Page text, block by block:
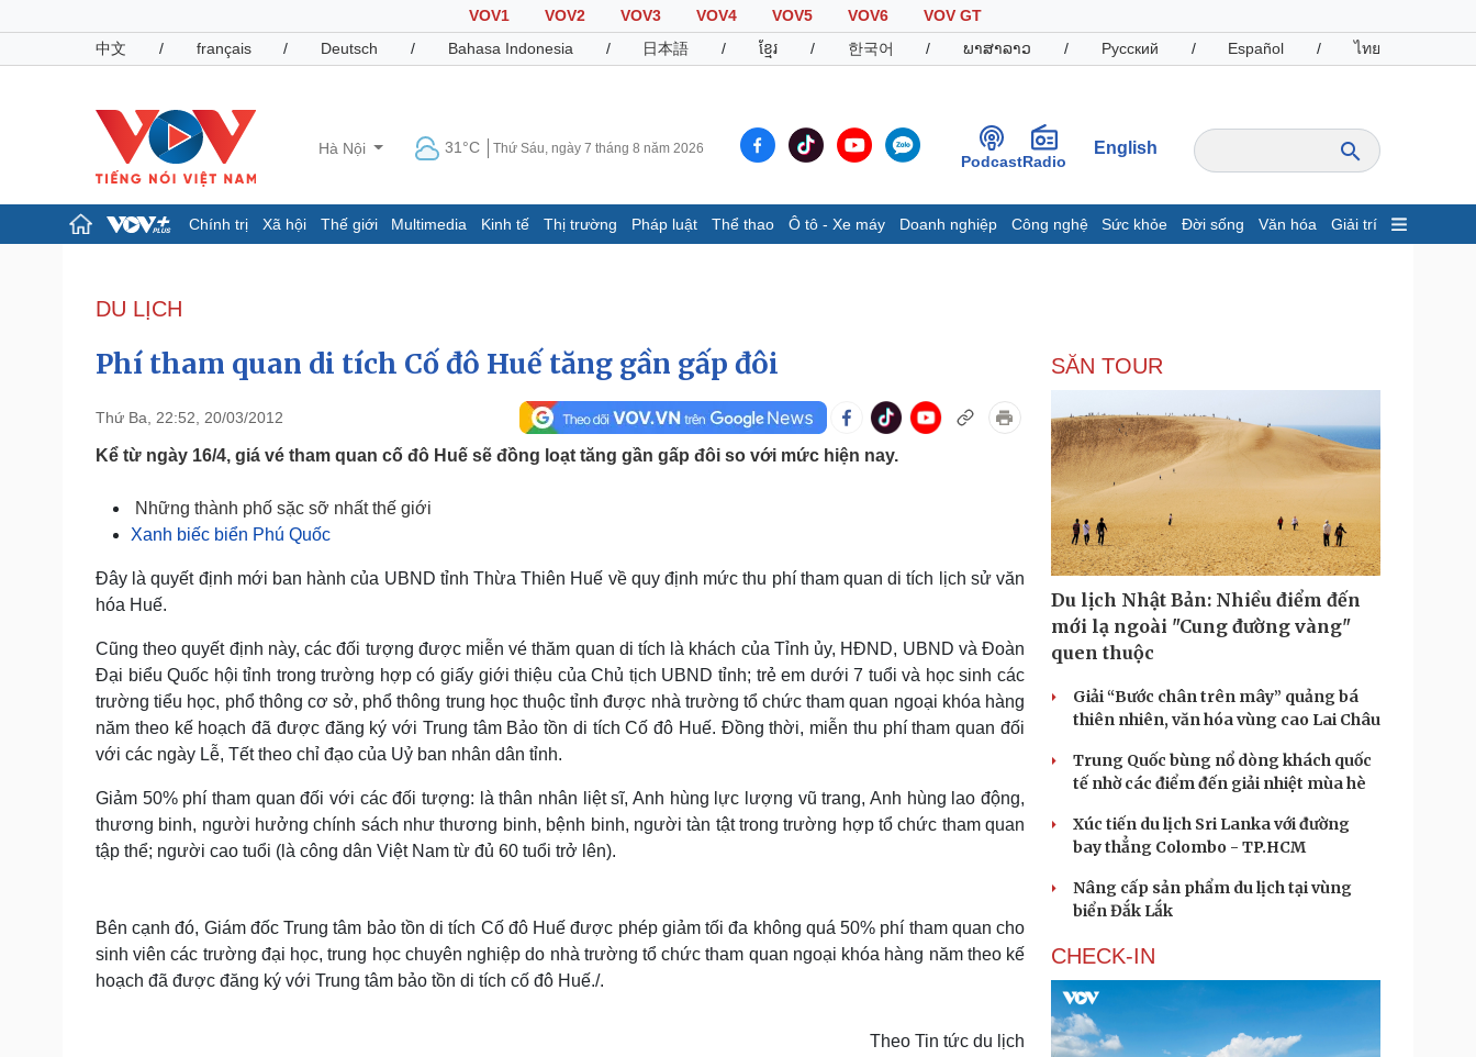
VOV1 VOV2 VOV3 VOV4 VOV5 VOV6
VOV GT
中文
/ français / Deutsch / Bahasa Indonesia / 日本語 / ខ្មែរ / 한국어 / ພາສາລາວ / Русский / Español / ไทย
Hà Nội 31°C Thứ Sáu, ngày 7 tháng 8 năm 2026
PodcastRadio
English
Chính trị Xã hội Thế giới Multimedia Kinh tế Thị trường Pháp luật Thể thao Ô tô - Xe máy Doanh nghiệp Công nghệ Sức khỏe Đời sống Văn hóa Giải trí
Đảng
Tổ chức nhân sự
Nhận diện sự thật
Dấu ấn VOV
Hồ sơ
Infographic
Giá cà phê
Pháp luật
Tin nóng
Tư vấn luật
Quân sự - Quốc phòng
Việt Nam
Phân tích
Thể thao
Hậu trường
Ô tô - Xe máy
Doanh nghiệp
Thông tin doanh nghiệp
Doanh nghiệp 24h
Doanh nhân
Vì cộng đồng
Công nghệ
Tin Công nghệ
Trải nghiệm
Chuyển đổi số
Sức khỏe
Dinh dưỡng - món ngon
Cây thuốc
Sản phụ khoa
Nhi khoa
Nam khoa
Làm đẹp - giảm cân
Ăn sạch sống khỏe
Nhà đẹp
Blog
Tình yêu - Gia đình
Sân khấu - Điện ảnh
Văn học
Âm nhạc
Di sản
Nghệ sĩ
Thời trang
Sao Việt
Tư vấn
Săn Tour
check-in
Podcast
Câu chuyện thời sự
Cửa sổ tình yêu
Kể chuyện cho bé
Hạt giống tâm hồn
Cải chính
DU LỊCH
Phí tham quan di tích Cố đô Huế tăng gần gấp đôi
Thứ Ba, 22:52, 20/03/2012
Kể từ ngày 16/4, giá vé tham quan cố đô Huế sẽ đồng loạt tăng gần gấp đôi so với mức hiện nay.
Những thành phố sặc sỡ nhất thế giới
Xanh biếc biển Phú Quốc
Đây là quyết định mới ban hành của UBND tỉnh Thừa Thiên Huế về quy định mức thu phí tham quan di tích lịch sử văn
hóa Huế.
Cũng theo quyết định này, các đối tượng được miễn vé thăm quan di tích là khách của Tỉnh ủy, HĐND, UBND và Đoàn
Đại biểu Quốc hội tỉnh trong trường hợp có giấy giới thiệu của Chủ tịch UBND tỉnh; trẻ em dưới 7 tuổi và học sinh các
trường tiểu học, phổ thông cơ sở, phổ thông trung học thuộc tỉnh được nhà trường tổ chức tham quan ngoại khóa hàng
năm theo kế hoạch đã được đăng ký với Trung tâm Bảo tồn di tích Cố đô Huế. Đồng thời, miễn thu phí tham quan đối
với các ngày Lễ, Tết theo chỉ đạo của Uỷ ban nhân dân tỉnh.
Giảm 50% phí tham quan đối với các đối tượng: là thân nhân liệt sĩ, Anh hùng lực lượng vũ trang, Anh hùng lao động,
thương binh, người hưởng chính sách như thương binh, bệnh binh, người tàn tật trong trường hợp tổ chức tham quan
tập thể; người cao tuổi (là công dân Việt Nam từ đủ 60 tuổi trở lên).
Bên cạnh đó, Giám đốc Trung tâm bảo tồn di tích Cố đô Huế được phép giảm tối đa không quá 50% phí tham quan cho
sinh viên các trường đại học, trung học chuyên nghiệp do nhà trường tổ chức tham quan ngoại khóa hàng năm theo kế
hoạch đã được đăng ký với Trung tâm bảo tồn di tích cố đô Huế./.
Theo Tin tức du lịch
SĂN TOUR
Du lịch Nhật Bản: Nhiều điểm đến
mới lạ ngoài "Cung đường vàng"
quen thuộc
Giải “Bước chân trên mây” quảng bá
thiên nhiên, văn hóa vùng cao Lai Châu
Trung Quốc bùng nổ dòng khách quốc
tế nhờ các điểm đến giải nhiệt mùa hè
Xúc tiến du lịch Sri Lanka với đường
bay thẳng Colombo - TP.HCM
Nâng cấp sản phẩm du lịch tại vùng
biển Đắk Lắk
CHECK-IN